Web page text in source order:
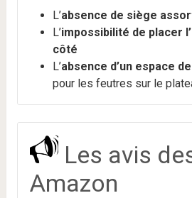
L’absence de siège
L’impossibilité de placer
côté
L’absence d’un espace
pour les feutres sur le
Les avis
Amazon